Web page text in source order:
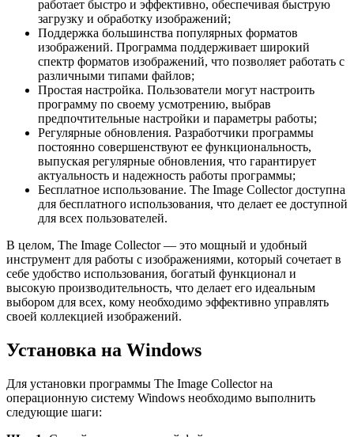
работает быстро и эффективно, обеспечивая быструю
загрузку и обработку изображений;
Поддержка большинства популярных форматов
изображений. Программа поддерживает широкий
спектр форматов изображений, что позволяет работать с
различными типами файлов;
Простая настройка. Пользователи могут настроить
программу по своему усмотрению, выбрав
предпочтительные настройки и параметры работы;
Регулярные обновления. Разработчики программы
постоянно совершенствуют ее функциональность,
выпуская регулярные обновления, что гарантирует
актуальность и надежность работы программы;
Бесплатное использование. The Image Collector доступна
для бесплатного использования, что делает ее доступной
для всех пользователей.
В целом, The Image Collector — это мощный и удобный
инструмент для работы с изображениями, который сочетает в
себе удобство использования, богатый функционал и
высокую производительность, что делает его идеальным
выбором для всех, кому необходимо эффективно управлять
своей коллекцией изображений.
Установка на Windows
Для установки программы The Image Collector на
операционную систему Windows необходимо выполнить
следующие шаги: